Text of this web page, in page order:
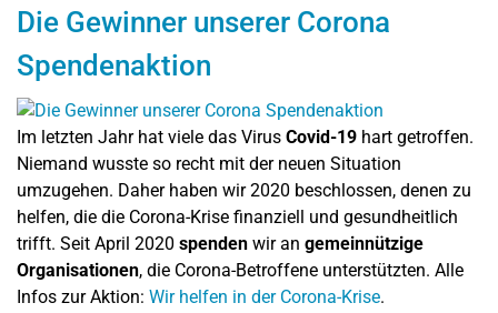
Die Gewinner unserer Corona
Spendenaktion
Im letzten Jahr hat viele das Virus Covid-19 hart getroffen.
Niemand wusste so recht mit der neuen Situation
umzugehen. Daher haben wir 2020 beschlossen, denen zu
helfen, die die Corona-Krise finanziell und gesundheitlich
trifft. Seit April 2020 spenden wir an gemeinnützige
Organisationen, die Corona-Betroffene unterstützten. Alle
Infos zur Aktion: Wir helfen in der Corona-Krise.